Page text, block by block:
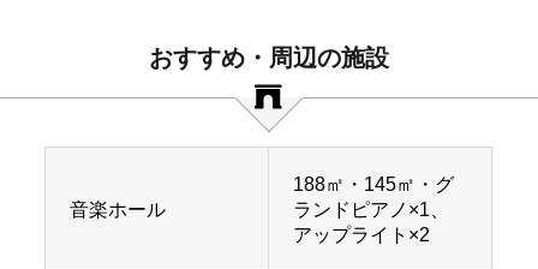
おすすめ・周辺の施設
音楽ホール
188㎡・145㎡・グ
ランドピアノ×1、
アップライト×2